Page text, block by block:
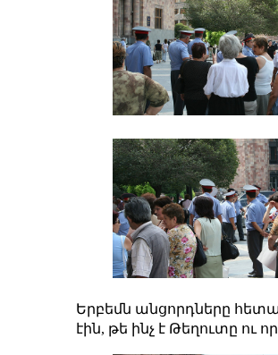
Երբեմն անցորդները
էին, թե ինչ է Թեղուտը ու